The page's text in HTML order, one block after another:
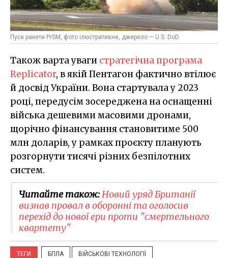
Пуск ракети PrSM, фото ілюстративне, джерело — U.S. DoD
Також варта уваги стратегічна програма
Replicator, в якій Пентагон фактично втілює
й досвід України. Вона стартувала у 2023
році, передусім зосереджена на оснащенні
війська дешевими масовими дронами,
щорічно фінансування становитиме 500
млн доларів, у рамках проєкту планують
розгорнути тисячі різних безпілотних
систем.
Читайте також:Новий уряд Британії
визнав провал в оборонні та оголосив
перехід до нової ери проти "смертельного
квартету"
ТЕГИ БПЛА ВІЙСЬКОВІ ТЕХНОЛОГІЇ